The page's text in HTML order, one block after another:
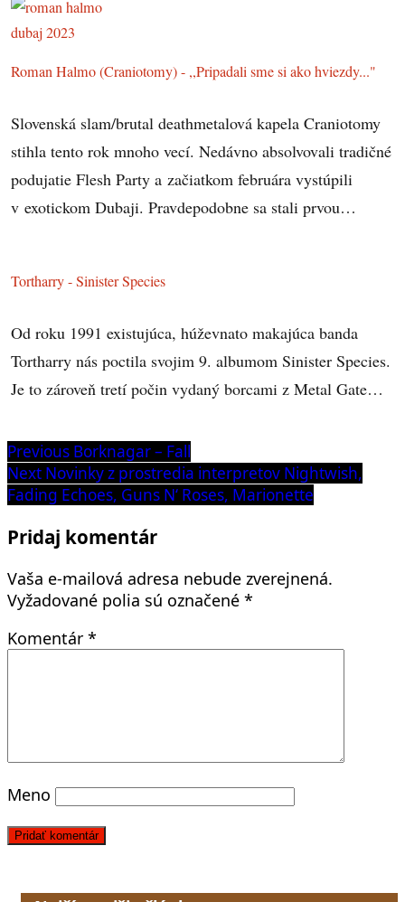
Roman Halmo (Craniotomy) - ,,Pripadali sme si ako hviezdy..."
Slovenská slam/brutal deathmetalová kapela Craniotomy
stihla tento rok mnoho vecí. Nedávno absolvovali tradičné
podujatie Flesh Party a začiatkom februára vystúpili
v exotickom Dubaji. Pravdepodobne sa stali prvou…
Tortharry - Sinister Species
Od roku 1991 existujúca, húževnato makajúca banda
Tortharry nás poctila svojim 9. albumom Sinister Species.
Je to zároveň tretí počin vydaný borcami z Metal Gate…
Navigácia
v
článku
Previous Previous
post:
Borknagar – Fall
Next Next
post:
Novinky z prostredia interpretov Nightwish,
Fading Echoes, Guns N‘ Roses, Marionette
Pridaj komentár
Vaša e-mailová adresa nebude zverejnená.
Vyžadované polia sú označené *
Komentár *
Meno